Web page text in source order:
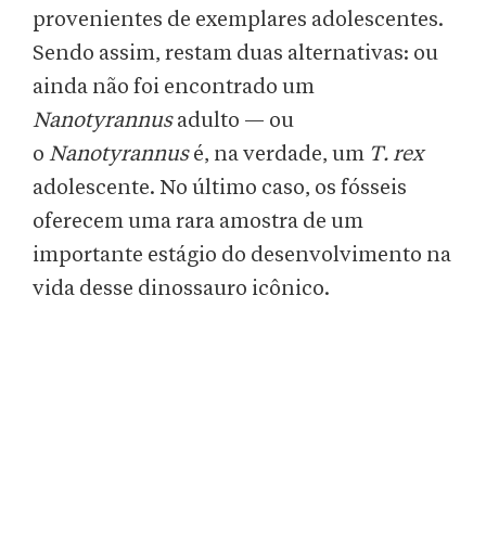
provenientes de exemplares adolescentes.
Sendo assim, restam duas alternativas: ou
ainda não foi encontrado um
Nanotyrannusadulto — ou
o Nanotyrannusé, na verdade, um T. rex
adolescente. No último caso, os fósseis
oferecem uma rara amostra de um
importante estágio do desenvolvimento na
vida desse dinossauro icônico.